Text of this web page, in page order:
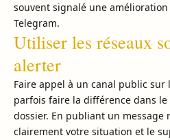
souvent signalé une
Telegram.
Utiliser les réseaux
alerter
Faire appel à un canal public sur
parfois faire la différence dans
dossier. En publiant un message
clairement votre situation et le